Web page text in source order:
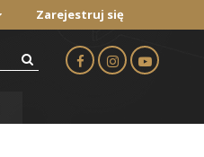
Zarejestruj się